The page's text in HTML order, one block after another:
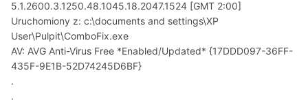
5.1.2600.3.1250.48.1045.18.2047.1524 [GMT 2:00]
Uruchomiony z: c:\documents and settings\XP
User\Pulpit\ComboFix.exe
AV: AVG Anti-Virus Free *Enabled/Updated* {17DDD097-36FF-
435F-9E1B-52D74245D6BF}
.
.